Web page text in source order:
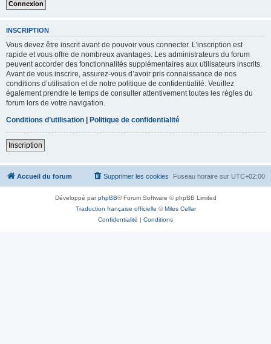
INSCRIPTION
Vous devez être inscrit avant de pouvoir vous connecter. L’inscription est
rapide et vous offre de nombreux avantages. Les administrateurs du forum
peuvent accorder des fonctionnalités supplémentaires aux utilisateurs inscrits.
Avant de vous inscrire, assurez-vous d’avoir pris connaissance de nos
conditions d’utilisation et de notre politique de confidentialité. Veuillez
également prendre le temps de consulter attentivement toutes les règles du
forum lors de votre navigation.
Conditions d’utilisation | Politique de confidentialité
Inscription
Accueil du forum Fuseau horaire sur UTC+02:00
Supprimer les cookies
Développé parphpBB® Forum Software © phpBB Limited
Traduction française officielle ©Miles Cellar
Confidentialité | Conditions